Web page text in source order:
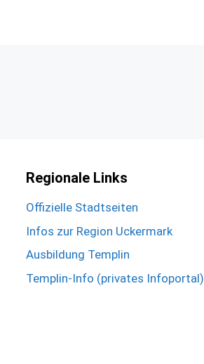
Regionale Links
Offizielle Stadtseiten
Infos zur Region Uckermark
Ausbildung Templin
Templin-Info (privates Infoportal)